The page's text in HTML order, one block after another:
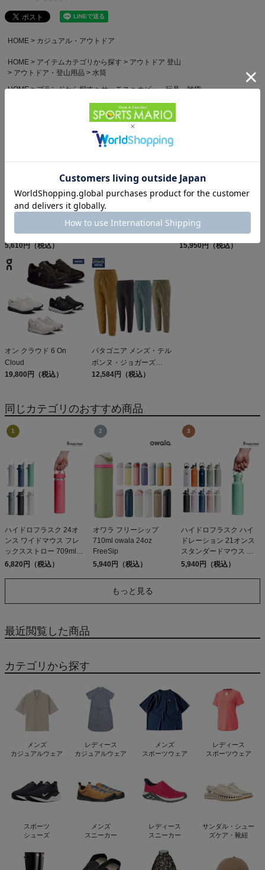
HOME カジュアル・アウトドア
HOME アイテムカテゴリから探す
アウトドア 登山
アウトドア・登山用品
水筒
HOME
ブランドから探す サーモス ホビー・玩具・雑貨
他のお客様はこちらの商品も見ています
パタゴニア スリーブレ
ス・キャプリーン・クー
ル・デイリー・シャツ
Patagonia Sleeveless
Capilene Cool Daily
5,610円（税込）
オン クラブT On Club T
6,600円（税込）
パタゴニア レフュジオ・
デイパック 26L
PATAGONIA REFUGIO
15,950円（税込）
オン クラウド 6 On
Cloud
19,800円（税込）
パタゴニア メンズ・テル
ボンヌ・ジョガーズ
PATAGONIA MS
12,584円（税込）
同じカテゴリのおすすめ商品
ハイドロフラスク 24オ
ンス ワイドマウス フレ
ックスストロー 709ml
Hydro Flask 24 oz Wide
6,820円（税込）
オワラ フリーシップ
710ml owala 24oz
FreeSip
5,940円（税込）
ハイドロフラスク ハイ
ドレーション 21オンス
スタンダードマウス フ
レックスストロー 水筒
熱 Hydro Flask
Straw 621ml
5,940円（税込）
もっと見る
最近閲覧した商品
カテゴリから探す
メンズ
カジュアルウェア
レディース
カジュアルウェア
メンズ
スポーツウェア
レディース
スポーツウェア
スポーツ
シューズ
メンズ
スニーカー
レディース
スニーカー
サンダル・シュー
ズケア・靴紐